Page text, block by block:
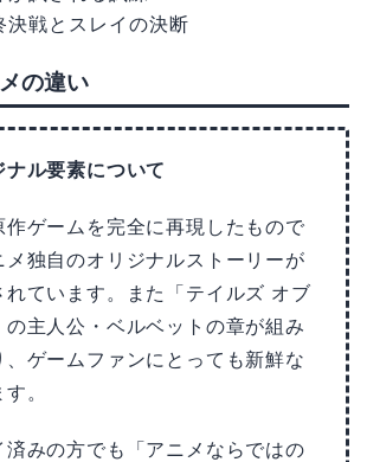
決戦とスレイの決断
の違い
ナル要素について
作ゲームを完全に再現したもので
メ独自のオリジナルストーリーが
れています。また「テイルズ オブ
の主人公・ベルベットの章が組み
、ゲームファンにとっても新鮮な
。
済みの方でも「アニメならではの